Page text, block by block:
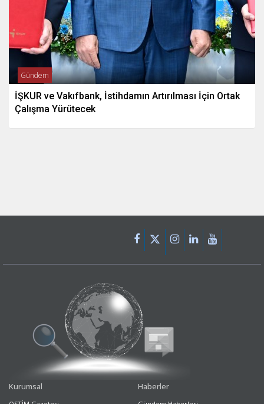
Gündem
İŞKUR ve Vakıfbank, İstihdamın Artırılması İçin Ortak
Çalışma Yürütecek
Kurumsal Haberler